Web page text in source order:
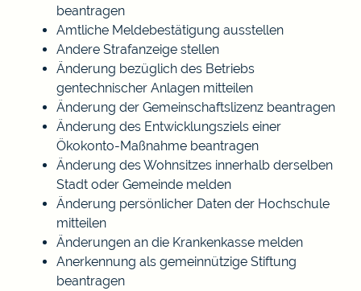
beantragen
Amtliche Meldebestätigung ausstellen
Andere Strafanzeige stellen
Änderung bezüglich des Betriebs
gentechnischer Anlagen mitteilen
Änderung der Gemeinschaftslizenz beantragen
Änderung des Entwicklungsziels einer
Ökokonto-Maßnahme beantragen
Änderung des Wohnsitzes innerhalb derselben
Stadt oder Gemeinde melden
Änderung persönlicher Daten der Hochschule
mitteilen
Änderungen an die Krankenkasse melden
Anerkennung als gemeinnützige Stiftung
beantragen